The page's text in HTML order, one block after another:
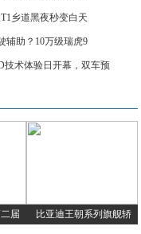
乡道黑夜秒变白天
辅助？10万级瑞虎9
技术体验日开幕，双车预
届 比亚迪王朝系列旗舰轿